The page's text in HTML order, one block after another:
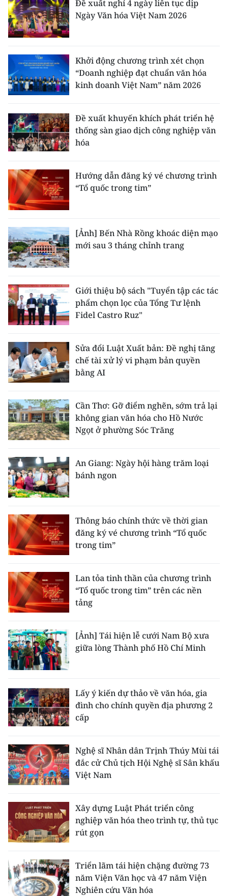
Đề xuất nghỉ 4 ngày liên tục dịp
Ngày Văn hóa Việt Nam 2026
Khởi động chương trình xét chọn
“Doanh nghiệp đạt chuẩn văn hóa
kinh doanh Việt Nam” năm 2026
Đề xuất khuyến khích phát triển hệ
thống sàn giao dịch công nghiệp văn
hóa
Hướng dẫn đăng ký vé chương trình
“Tổ quốc trong tim”
[Ảnh] Bến Nhà Rồng khoác diện mạo
mới sau 3 tháng chỉnh trang
Giới thiệu bộ sách "Tuyển tập các tác
phẩm chọn lọc của Tổng Tư lệnh
Fidel Castro Ruz"
Sửa đổi Luật Xuất bản: Đề nghị tăng
chế tài xử lý vi phạm bản quyền
bằng AI
Cần Thơ: Gỡ điểm nghẽn, sớm trả lại
không gian văn hóa cho Hồ Nước
Ngọt ở phường Sóc Trăng
An Giang: Ngày hội hàng trăm loại
bánh ngon
Thông báo chính thức về thời gian
đăng ký vé chương trình “Tổ quốc
trong tim”
Lan tỏa tinh thần của chương trình
“Tổ quốc trong tim” trên các nền
tảng
[Ảnh] Tái hiện lễ cưới Nam Bộ xưa
giữa lòng Thành phố Hồ Chí Minh
Lấy ý kiến dự thảo về văn hóa, gia
đình cho chính quyền địa phương 2
cấp
Nghệ sĩ Nhân dân Trịnh Thúy Mùi tái
đắc cử Chủ tịch Hội Nghệ sĩ Sân khấu
Việt Nam
Xây dựng Luật Phát triển công
nghiệp văn hóa theo trình tự, thủ tục
rút gọn
Triển lãm tái hiện chặng đường 73
năm Viện Văn học và 47 năm Viện
Nghiên cứu Văn hóa